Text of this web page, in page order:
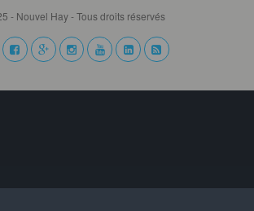
- Nouvel Hay - Tous droits réservés